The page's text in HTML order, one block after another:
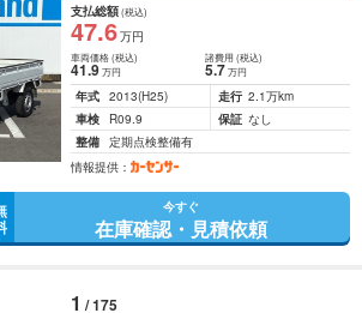
支払総額(税込)
47.6万円
車両価格(税込)
41.9万円
諸費用 (税込)
5.7 万円
年式 2013(H25) 走行 2.1万km
車検
R09.9 保証 なし
整備 定期点検整備有
情報提供：
今すぐ
在庫確認・見積依頼
1 / 175